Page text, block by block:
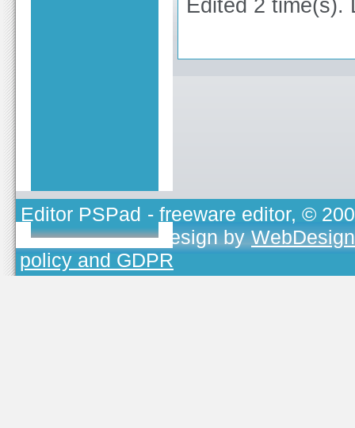
Edited 2 time(s).
Editor PSPad - freeware editor, ©
TOJEONO.CZ, design by
policy and GDPR